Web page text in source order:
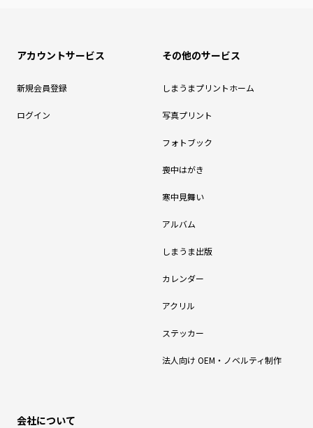
アカウントサービス
新規会員登録
ログイン
その他のサービス
しまうまプリントホーム
写真プリント
フォトブック
喪中はがき
寒中見舞い
アルバム
しまうま出版
カレンダー
アクリル
ステッカー
法人向け OEM・ノベルティ制作
会社について